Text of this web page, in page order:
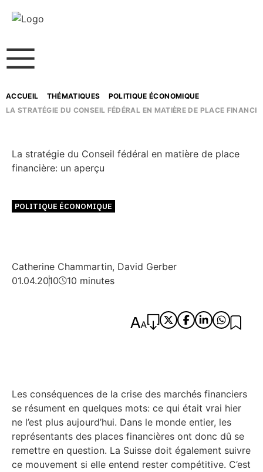
ACCUEIL THÉMATIQUES
POLITIQUE ÉCONOMIQUE
LA STRATÉGIE DU CONSEIL FÉDÉRAL EN MATIÈRE DE PLACE
La stratégie du Conseil fédéral en matière de place
financière: un aperçu
POLITIQUE ÉCONOMIQUE
Catherine Chammartin, David Gerber
01.04.2010
10 minutes
Les conséquences de la crise des marchés financiers
se résument en quelques mots: ce qui était vrai hier
ne l’est plus aujourd’hui. Dans le monde entier, les
représentants des places financières ont donc dû se
remettre en question. La Suisse doit également suivre
ce mouvement si elle entend rester compétitive. C’est